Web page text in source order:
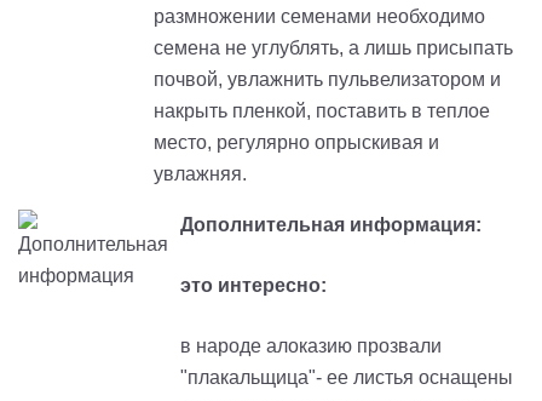
размножении семенами необходимо
семена не углублять, а лишь присыпать
почвой, увлажнить пульвелизатором и
накрыть пленкой, поставить в теплое
место, регулярно опрыскивая и
увлажняя.
Дополнительная информация:
это интересно:
в народе алоказию прозвали
"плакальщица"- ее листья оснащены